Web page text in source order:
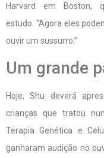
Harvard em Boston,
estudo. “Agora eles
ouvir um sussurro.”
Um grande
Hoje, Shu deverá
crianças que tratou
Terapia Genética e
ganharam audição no